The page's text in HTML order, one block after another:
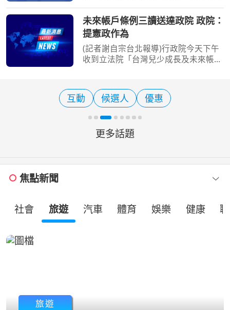
支持政府政策；他強調，廣大勞工才是
經濟進步的幕後英雄，照顧勞工是擔任
總統一定要做到的事，勞
未來帳戶條例三讀送達政院 政院：
提憲政作為
(記者謝自宗台北報導)行政院今天下午
收到立法院「台灣兒少成長及未來帳戶
院提出施政方針及編製預算等憲法權力
的作法，政院將採取必
互動 候選人 優惠
更多話題
焦點新聞
社會 旅遊 汽車 體育 娛樂 健康
旅遊